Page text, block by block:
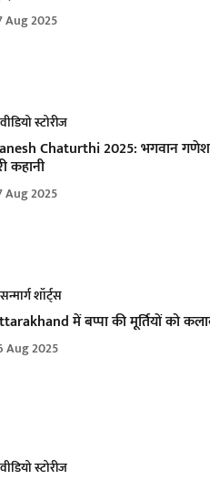
Aug 2025
वीडियो स्टोरीज
Chaturthi 2025: भगवान गणेश
कहानी
Aug 2025
सन्मार्ग शॉर्ट्स
में बप्पा की मूर्तियों को
Aug 2025
वीडियो स्टोरीज